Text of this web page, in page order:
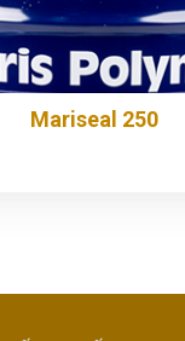
Mariseal 250